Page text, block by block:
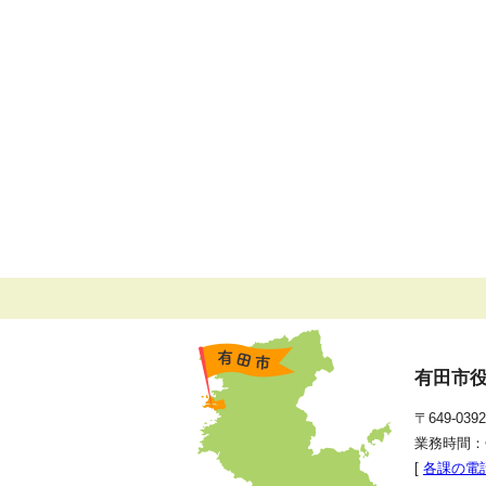
有田市
〒649-
業務時間
[ 各課の電